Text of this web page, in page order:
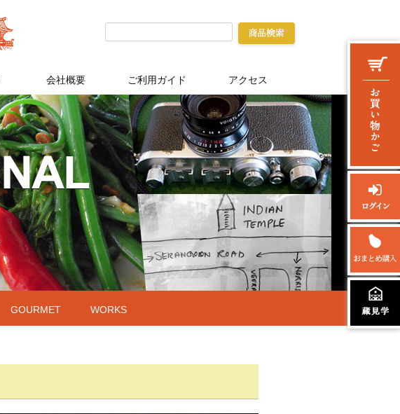
会社概要 ご利用ガイド アクセス
GOURMET WORKS